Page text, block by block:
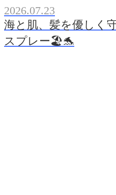
2026.07.23
海と肌、髪を優しく
スプレー🏖️🐬